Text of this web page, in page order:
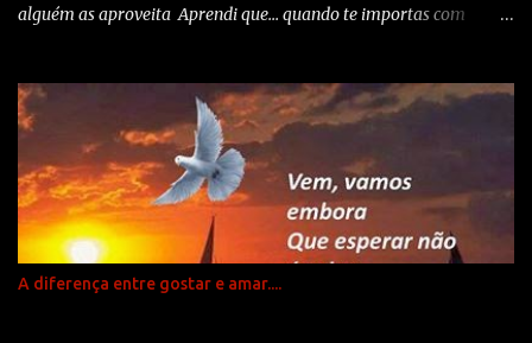
alguém as aproveita Aprendi que... quando te importas com
se sabe as que temos que ouvir. Aprendi que...um sorriso é uma
maneira econômica de melhorar teu aspecto. Aprendi que... não
posso escolher como me sinto... mas posso sempre fazer alguma
coisa. Aprendi que...quando o teu filho recém-nascido segura o teu
dedo na sua mão tenta prendê-lo para toda a vida Aprendi
que...todos, todos querem viver no topo da montanha... mas toda a
felicidade está durante a subida. Aprendi que... temos que
aproveitar da viagem e não apenas pensar na chegada. Aprendi
A diferença entre gostar e amar....